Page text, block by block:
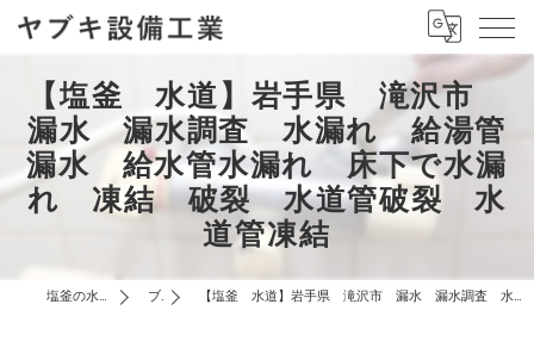
【塩釜 水道】岩手県 滝沢市
漏水 漏水調査 水漏れ 給湯管
漏水 給水管水漏れ 床下で水漏
れ 凍結 破裂 水道管破裂 水
道管凍結
塩釜の水道はヤブキ設備工業 ブログ 【塩釜 水道】岩手県 滝沢市 漏水 漏水調査 水漏れ 給湯管漏水 給水管水漏れ 床下で水漏れ 凍結 破裂 水道管破裂 水道管凍結